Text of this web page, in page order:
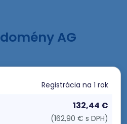
AG
Registrácia na 1 rok
132,44 €
(162,90 € s DPH)